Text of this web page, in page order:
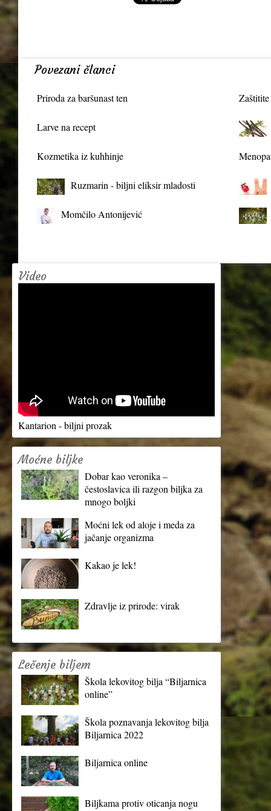
Povezani članci
Priroda za baršunast ten
Larve na recept
Kozmetika iz kuhhinje
Ruzmarin - biljni eliksir mladosti
Momčilo Antonijević
Video
Kantarion - biljni prozak
Moćne biljke
Dobar kao veronika –
čestoslavica ili razgon biljka za
mnogo boljki
Moćni lek od aloje i meda za
jačanje organizma
Kakao je lek!
Zdravlje iz prirode: virak
Lečenje biljem
Škola lekovitog bilja “Biljarnica
online”
Škola poznavanja lekovitog bilja
Biljarnica 2022
Biljarnica online
Biljkama protiv oticanja nogu